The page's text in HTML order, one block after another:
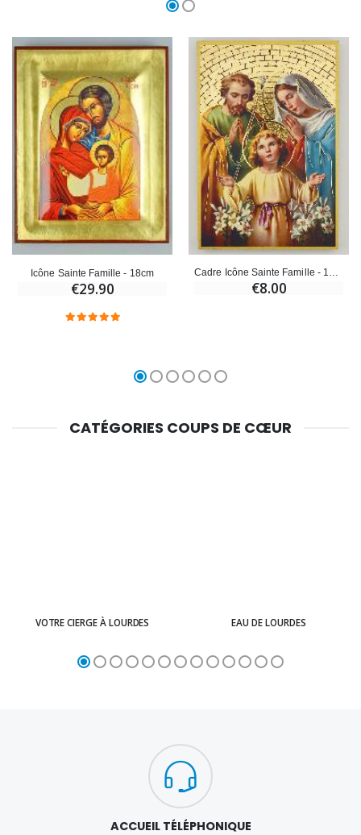
Icône Sainte Famille - 18cm
€29.90 €8.00
CATÉGORIES COUPS DE CŒUR
VOTRE CIERGE À LOURDES EAU DE LOURDES
ACCUEIL TÉLÉPHONIQUE